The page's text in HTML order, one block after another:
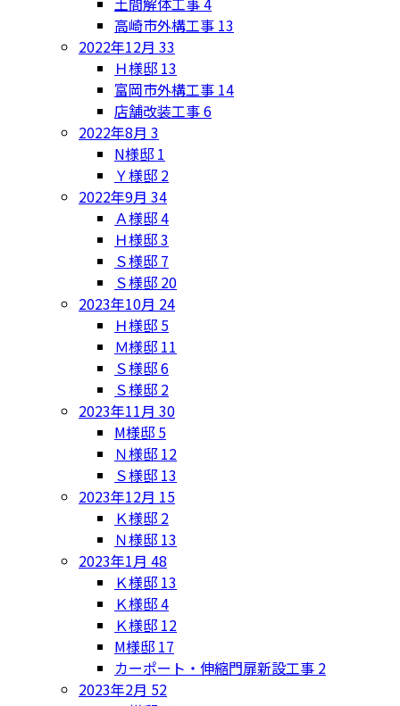
高崎市外構工事 13
2022年12月 33
Ｈ様邸 13
富岡市外構工事 14
店舗改装工事6
2022年8月 3
N様邸 1
Ｙ様邸 2
2022年9月 34
Ａ様邸4
Ｈ様邸3
Ｓ様邸 7
Ｓ様邸 20
2023年10月 24
Ｈ様邸 5
Ｍ様邸 11
Ｓ様邸6
Ｓ様邸 2
2023年11月 30
M様邸 5
Ｎ様邸 12
Ｓ様邸 13
2023年12月 15
Ｋ様邸 2
Ｎ様邸 13
2023年1月 48
Ｋ様邸 13
Ｋ様邸4
Ｋ様邸 12
M様邸 17
カーポート・伸縮門扉新設工事 2
2023年2月 52